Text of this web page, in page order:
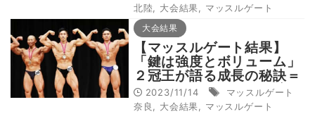
北陸
大会結果 マッスルゲート
大会結果
【マッスルゲート結果】
「鍵は強度とボリューム」
２冠王が語る成長の秘訣＝
9.24マッスルゲート奈良
2023/11/14
マッスルゲート
奈良
大会結果 マッスルゲート